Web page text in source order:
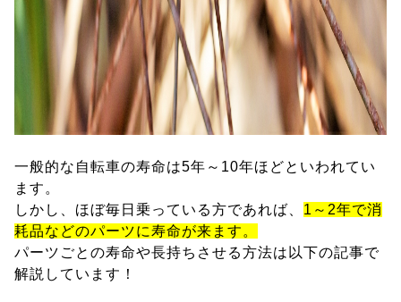
一般的な自転車の寿命は5年～10年ほどといわれてい
ます。
しかし、ほぼ毎日乗っている方であれば、 1～2年で消
耗品などのパーツに寿命が来ます。
パーツごとの寿命や長持ちさせる方法は以下の記事で
解説しています！